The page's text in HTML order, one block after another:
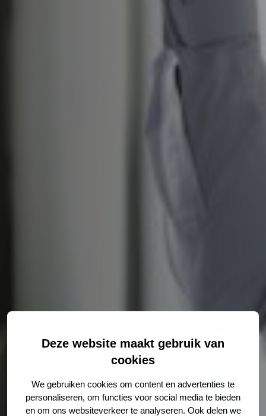
Deze website maakt gebruik van
cookies
We gebruiken cookies om content en advertenties te
personaliseren, om functies voor social media te bieden
en om ons websiteverkeer te analyseren. Ook delen we